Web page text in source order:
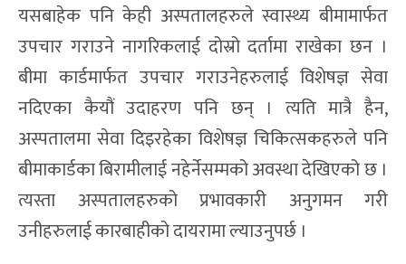
यसबाहेक पनि केही अस्पतालहरुले स्वास्थ्य बीमामार्फत
उपचार गराउने नागरिकलाई दोस्रो दर्तामा राखेका छन ।
बीमा कार्डमार्फत उपचार गराउनेहरुलाई विशेषज्ञ सेवा
नदिएका कैयौं उदाहरण पनि छन् । त्यति मात्रै हैन,
अस्पतालमा सेवा दिइरहेका विशेषज्ञ चिकित्सकहरुले पनि
बीमाकार्डका बिरामीलाई नहेर्नेसम्मको अवस्था देखिएको छ ।
त्यस्ता अस्पतालहरुको प्रभावकारी अनुगमन गरी
उनीहरुलाई कारबाहीको दायरामा ल्याउनुपर्छ ।